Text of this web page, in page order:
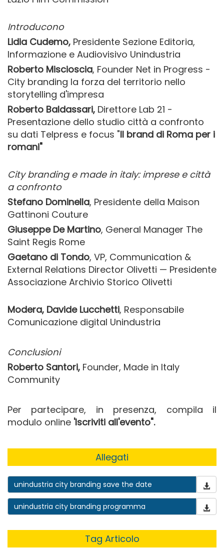
Introducono
Lidia Cudemo, Presidente Sezione Editoria,
Informazione e Audiovisivo Unindustria
Roberto Miscioscia, Founder Net in Progress -
City branding la forza del territorio nello
storytelling d'impresa
Roberto Baldassari, Direttore Lab 21 -
Presentazione dello studio città a confronto
su dati Telpress e focus "Il brand di Roma per i
romani"
City branding e made in italy: imprese e città
a confronto
Stefano Dominella, Presidente della Maison
Gattinoni Couture
Giuseppe De Martino, General Manager The
Saint Regis Rome
Gaetano di Tondo, VP, Communication &
External Relations Director Olivetti — Presidente
Associazione Archivio Storico Olivetti
Modera, Davide Lucchetti, Responsabile
Comunicazione digital Unindustria
Conclusioni
Roberto Santori, Founder, Made in Italy
Community
Per partecipare, in presenza, compila il
modulo online 'Iscriviti all'evento".
Allegati
unindustria city branding save the date
unindustria city branding programma
Tag Articolo